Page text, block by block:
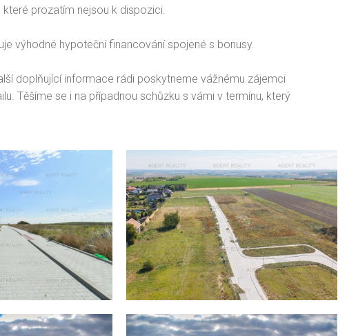
prozatím nejsou k dispozici.
výhodné hypoteční financování spojené s bonusy.
doplňující informace rádi poskytneme vážnému zájemci
Těšíme se i na případnou schůzku s vámi v termínu, který